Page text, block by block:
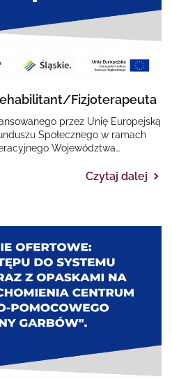
Fizjoterapeuta
przez Unię Europejską
Społecznego w ramach
Województwa
Czytaj dalej